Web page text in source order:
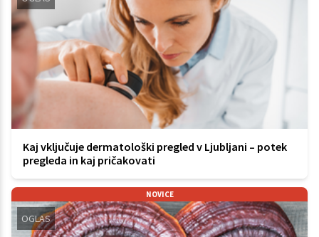
Kaj vključuje dermatološki pregled v Ljubljani – potek
pregleda in kaj pričakovati
NOVICE
OGLAS